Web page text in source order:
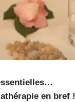
en bref !